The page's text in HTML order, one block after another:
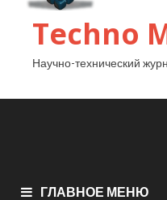
Techno
Научно-технический
ГЛАВНОЕ МЕНЮ